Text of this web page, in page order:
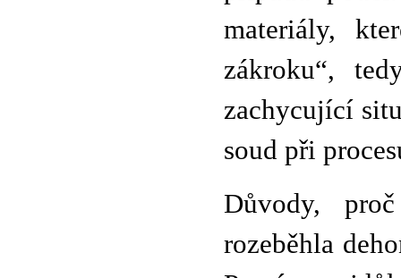
materiály,
zákroku“,
zachycující
soud při
Důvody,
rozeběhla